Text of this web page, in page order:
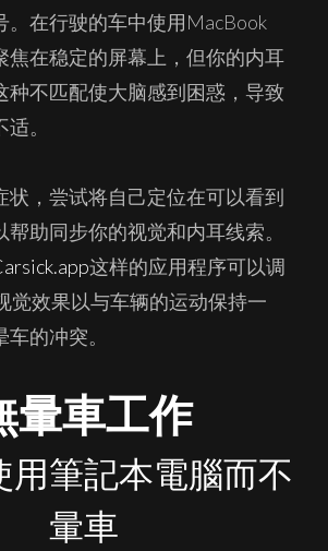
。在行驶的车中使用MacBook
焦在稳定的屏幕上，但你的内耳
种不匹配使大脑感到困惑，导致
。
状，尝试将自己定位在可以看到
助同步你的视觉和内耳线索。
这样的应用程序可以调
觉效果以与车辆的运动保持一
的冲突。
暈車工作
用筆記本電腦而不
暈車